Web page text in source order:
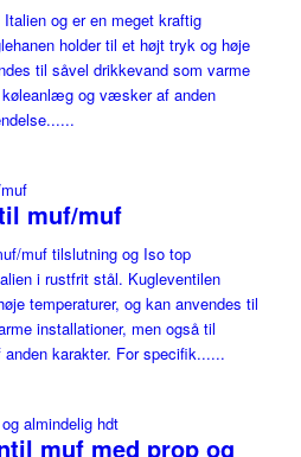
og er en meget kraftig
holder til et højt tryk og høje
til såvel drikkevand som varme
og væsker af anden
muf/muf
muf tilslutning og Iso top
i rustfrit stål. Kugleventilen
temperaturer, og kan anvendes til
installationer, men også til
karakter. For specifik......
muf med prop og